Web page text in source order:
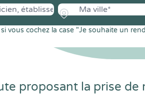
vous cochez la case "Je souhaite un
proposant la prise